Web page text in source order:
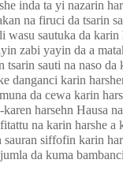
inda ta yi nazarin
na firuci da tsarin
wasu sautuka da
zabi yayin da a
tsarin sauti na naso da
danganci karin
da cewa karin
harsehn Hausa
na karin harshe a
sauran siffofin karin
da kuma